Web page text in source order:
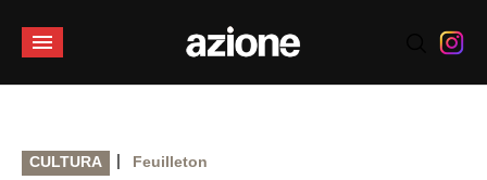
CULTURA | Feuilleton